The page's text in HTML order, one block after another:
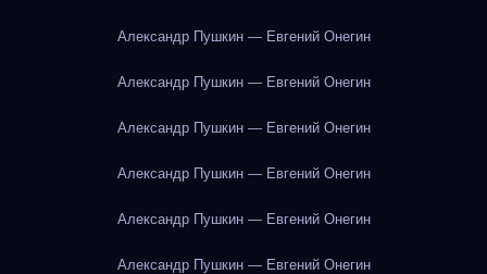
Александр Пушкин — Евгений Онегин
Александр Пушкин — Евгений Онегин
Александр Пушкин — Евгений Онегин
Александр Пушкин — Евгений Онегин
Александр Пушкин — Евгений Онегин
Александр Пушкин — Евгений Онегин